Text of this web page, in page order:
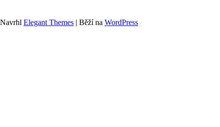
Navrhl Elegant Themes | Běží na WordPress